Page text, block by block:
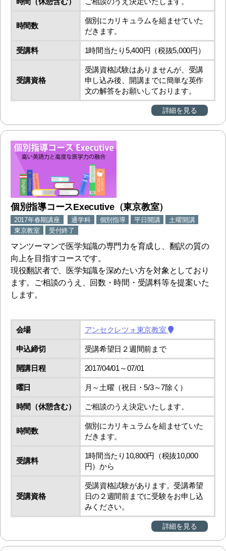
時間数
個別にカリキュラムを組ませていた
だきます。
受講料 1時間当たり5,400円（税抜5,000円）
受講資格
受講資格試験はありませんが、受講
申し込み後、開講までに簡単な英作
文の解答をお願いしております。
詳細を見る
個別指導コースExecutive（東京教室）
2017年春期講座 通学科 個別指導 平日開講
土曜開講
東京教室
受付終了
マンツーマンで医学知識の専門力を育成し、翻訳の質の
向上を目指すコースです。
現役翻訳者で、医学知識を深めたい方を対象としており
ます。ご相談のうえ、回数・時間・受講料等を提案いた
します。
会場 アンセクレツォ東京教室
申込締切 受講希望日２週間前まで
開講日程 2017/04/01～07/01
曜日 月～土曜（祝日・5/3～7除く）
時間（休憩含む） ご相談のうえ決定いたします。
時間数
個別にカリキュラムを組ませていた
だきます。
受講料
1時間当たり10,800円（税抜10,000
円）から
受講資格
受講資格試験があります。受講希望
日の２週間前までに受験をお申し込
みください。
詳細を見る